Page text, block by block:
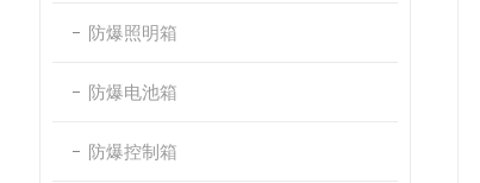
防爆照明箱
防爆电池箱
防爆控制箱